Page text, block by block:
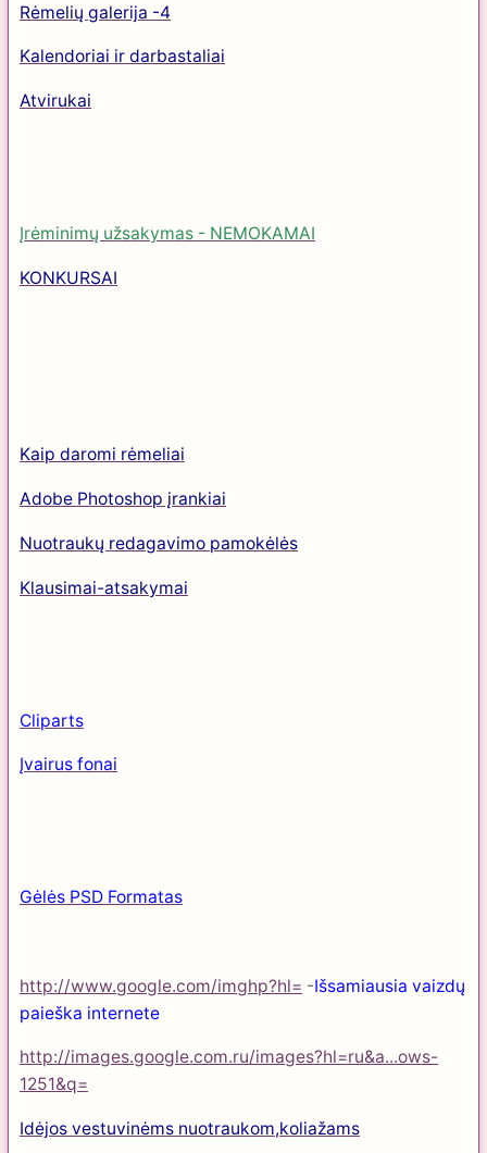
Rėmelių galerija -4
Kalendoriai ir darbastaliai
Atvirukai
Įrėminimų užsakymas - NEMOKAMAI
KONKURSAI
Kaip daromi rėmeliai
Adobe Photoshop įrankiai
Nuotraukų redagavimo pamokėlės
Klausimai-atsakymai
Cliparts
Įvairus fonai
Gėlės PSD Formatas
http://www.google.com/imghp?hl= -Išsamiausia vaizdų
paieška internete
http://images.google.com.ru/images?hl=ru&a...ows-
1251&q=
Idėjos vestuvinėms nuotraukom,koliažams